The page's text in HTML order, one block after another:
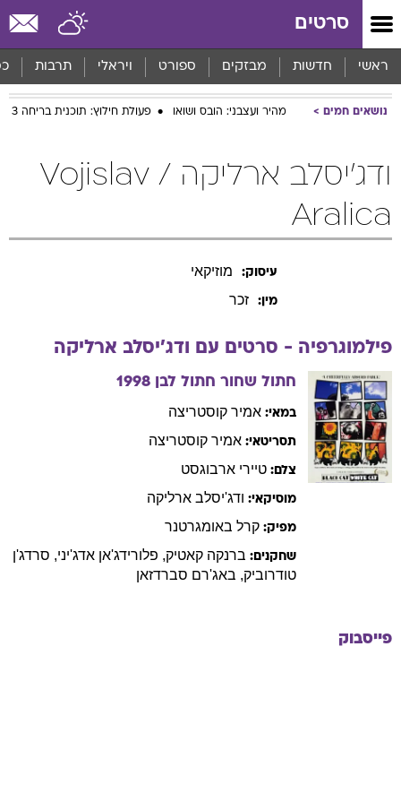
סרטים
ראשי חדשות מבזקים ספורט ויראלי תרבות
נושאים חמים מהיר ועצבני: הובס ושואו פעולת חילוץ: תוכנית בריחה 3
ודג'יסלב ארליקה / Vojislav
Aralica
עיסוק: מוזיקאי
מין: זכר
פילמוגרפיה - סרטים עם ודג'יסלב ארליקה
חתול שחור חתול לבן 1998
במאי: אמיר קוסטריצה
תסריטאי: אמיר קוסטריצה
צלם: טיירי ארבוגסט
מוסיקאי: ודג'יסלב ארליקה
מפיק: קרל באומגרטנר
שחקנים: ברנקה קאטיק, פלורידג'אן אדג'יני, סרדג'ן
טודרוביק, באג'רם סברדזאן
פייסבוק